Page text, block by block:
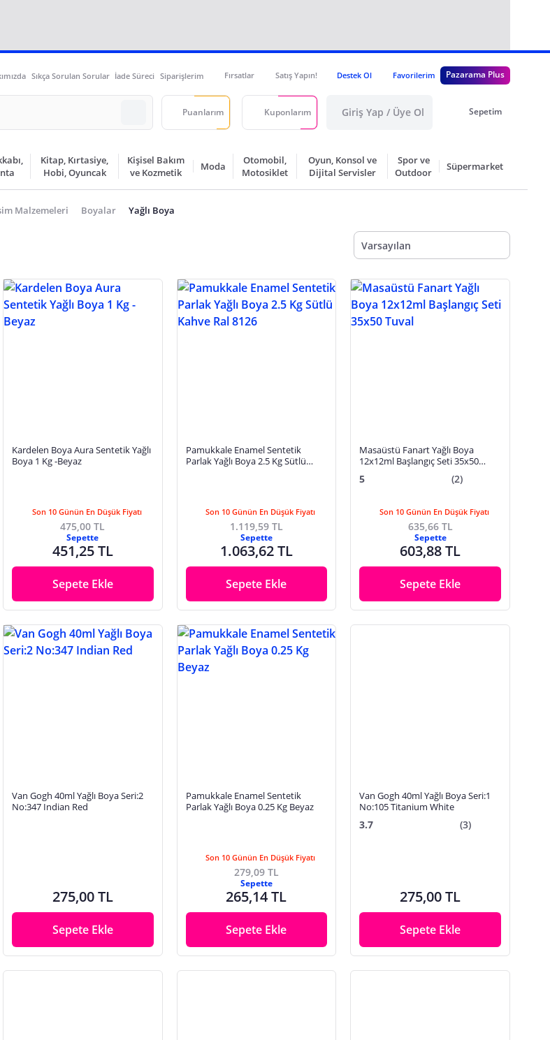
Sıkça Sorulan Sorular İade Süreci Siparişlerim Fırsatlar Satış Yapın! Destek Ol Favorilerim Pazarama Plus
Puanlarım Kuponlarım Giriş Yap / Üye Ol Sepetim
Kitap, Kırtasiye,
Hobi, Oyuncak
Kişisel Bakım
ve Kozmetik
Moda
Otomobil,
Motosiklet
Oyun, Konsol ve
Dijital Servisler
Spor ve
Outdoor
Süpermarket
Malzemeleri Boyalar Yağlı Boya
Varsayılan
Kardelen Boya Aura Sentetik Yağlı
Boya 1 Kg -Beyaz
Son 10 Günün En Düşük Fiyatı
475,00 TL
Sepette
451,25 TL
Sepete Ekle
Pamukkale Enamel Sentetik
Parlak Yağlı Boya 2.5 Kg Sütlü
Son 10 Günün En Düşük Fiyatı
1.119,59 TL
Sepette
1.063,62 TL
Sepete Ekle
Masaüstü Fanart Yağlı Boya
12x12ml Başlangıç Seti 35x50
5 (2)
Son 10 Günün En Düşük Fiyatı
635,66 TL
Sepette
603,88 TL
Sepete Ekle
Van Gogh 40ml Yağlı Boya Seri:2
No:347 Indian Red
275,00 TL
Sepete Ekle
Pamukkale Enamel Sentetik
Parlak Yağlı Boya 0.25 Kg Beyaz
Son 10 Günün En Düşük Fiyatı
279,09 TL
Sepette
265,14 TL
Sepete Ekle
Van Gogh 40ml Yağlı Boya Seri:1
No:105 Titanium White
3.7 (3)
275,00 TL
Sepete Ekle